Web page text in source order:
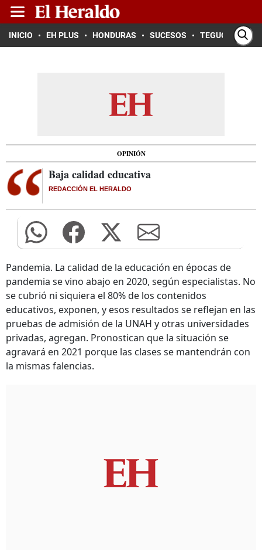
INICIO EH PLUS HONDURAS SUCESOS TEGUCIGALPA
OPINIÓN
Baja calidad educativa
REDACCIÓN EL HERALDO
Pandemia. La calidad de la educación en épocas de
pandemia se vino abajo en 2020, según especialistas. No
se cubrió ni siquiera el 80% de los contenidos
educativos, exponen, y esos resultados se reflejan en las
pruebas de admisión de la UNAH y otras universidades
privadas, agregan. Pronostican que la situación se
agravará en 2021 porque las clases se mantendrán con
la mismas falencias.